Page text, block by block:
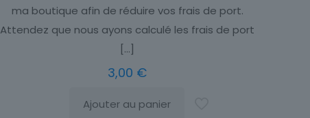
ma boutique afin de réduire vos frais de port.
Attendez que nous ayons calculé les frais de port
[…]
3,00 €
Ajouter au panier